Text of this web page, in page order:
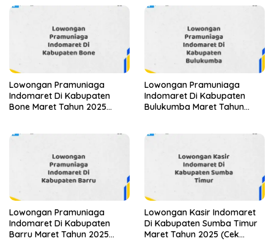
Lowongan Pramuniaga
Indomaret Di Kabupaten
Bone Maret Tahun 2025
Lowongan Pramuniaga
Indomaret Di Kabupaten
Bulukumba Maret Tahun
Lowongan Pramuniaga
Indomaret Di Kabupaten
Barru Maret Tahun 2025
Lowongan Kasir Indomaret
Di Kabupaten Sumba Timur
Maret Tahun 2025 (Cek